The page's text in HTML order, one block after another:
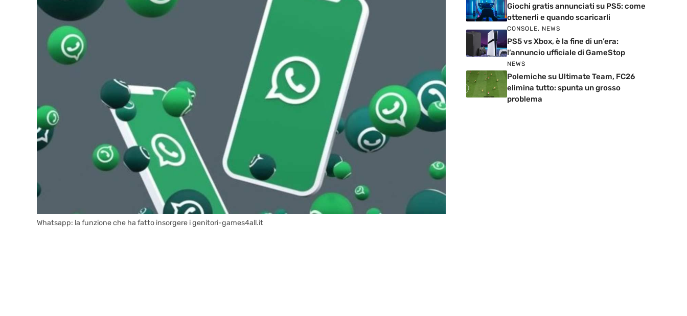
Whatsapp: la funzione che ha fatto insorgere i genitori-games4all.it
Giochi gratis annunciati su PS5: come
ottenerli e quando scaricarli
CONSOLE, NEWS
PS5 vs Xbox, è la fine di un’era:
l’annuncio ufficiale di GameStop
NEWS
Polemiche su Ultimate Team, FC26
elimina tutto: spunta un grosso
problema